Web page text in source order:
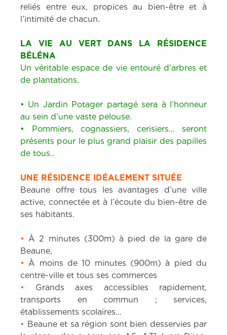
reliés entre eux, propices au bien-être et à
l’intimité de chacun.
LA VIE AU VERT DANS LA RÉSIDENCE
BÉLÉNA
Un véritable espace de vie entouré d’arbres et
de plantations.
• Un Jardin Potager partagé sera à l’honneur
au sein d’une vaste pelouse.
• Pommiers, cognassiers, cerisiers… seront
présents pour le plus grand plaisir des papilles
de tous..
UNE RÉSIDENCE IDÉALEMENT SITUÉE
Beaune offre tous les avantages d’une ville
active, connectée et à l’écoute du bien-être de
ses habitants.
•
À 2 minutes (300m) à pied de la gare de
Beaune,
•
À moins de 10 minutes (900m) à pied du
centre-ville et tous ses commerces
•
Grands axes accessibles rapidement,
transports en commun ; services,
établissements scolaires…
•
Beaune et sa région sont bien desservies par